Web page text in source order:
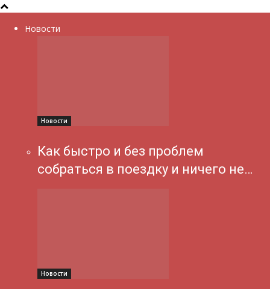
Новости
Новости
Как быстро и без проблем
собраться в поездку и ничего не…
Новости